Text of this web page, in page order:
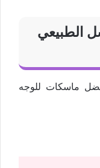
الطبيعي
ماسكات للوجه